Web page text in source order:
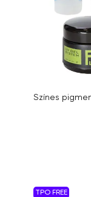
TPO FREE